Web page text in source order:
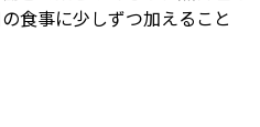
食事に少しずつ加えること